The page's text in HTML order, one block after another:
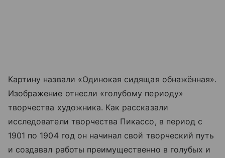
Картину назвали «Одинокая сидящая обнажённая».
Изображение отнесли «голубому периоду»
творчества художника. Как рассказали
исследователи творчества Пикассо, в период с
1901 по 1904 год он начинал свой творческий путь
и создавал работы преимущественно в голубых и